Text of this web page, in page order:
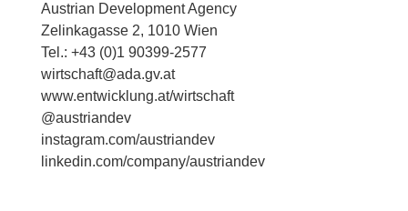
Austrian Development Agency
Zelinkagasse 2, 1010 Wien
Tel.: +43 (0)1 90399-2577
wirtschaft@ada.gv.at
www.entwicklung.at/wirtschaft
@austriandev
instagram.com/austriandev
linkedin.com/company/austriandev